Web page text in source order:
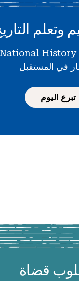
وتعلم
في المستقبل
تبرع اليوم
قضاة